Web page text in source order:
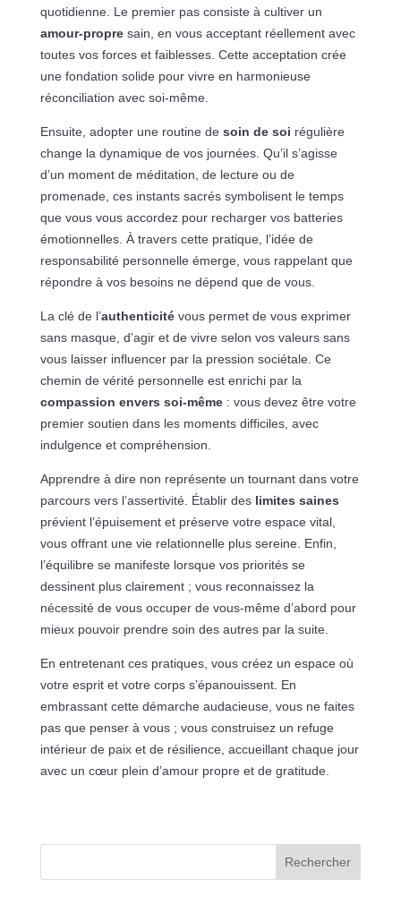
quotidienne. Le premier pas consiste à cultiver un
amour-propresain, en vous acceptant réellement avec
toutes vos forces et faiblesses. Cette acceptation crée
une fondation solide pour vivre en harmonieuse
réconciliation avec soi-même.
Ensuite, adopter une routine de soin de soi régulière
change la dynamique de vos journées. Qu’il s’agisse
d’un moment de méditation, de lecture ou de
promenade, ces instants sacrés symbolisent le temps
que vous vous accordez pour recharger vos batteries
émotionnelles. À travers cette pratique, l’idée de
responsabilité personnelle émerge, vous rappelant que
répondre à vos besoins ne dépend que de vous.
La clé de l’authenticitévous permet de vous exprimer
sans masque, d’agir et de vivre selon vos valeurs sans
vous laisser influencer par la pression sociétale. Ce
chemin de vérité personnelle est enrichi par la
compassion envers soi-même: vous devez être votre
premier soutien dans les moments difficiles, avec
indulgence et compréhension.
Apprendre à dire non représente un tournant dans votre
parcours vers l’assertivité. Établir des limites saines
prévient l’épuisement et préserve votre espace vital,
vous offrant une vie relationnelle plus sereine. Enfin,
l’équilibre se manifeste lorsque vos priorités se
dessinent plus clairement ; vous reconnaissez la
nécessité de vous occuper de vous-même d’abord pour
mieux pouvoir prendre soin des autres par la suite.
En entretenant ces pratiques, vous créez un espace où
votre esprit et votre corps s’épanouissent. En
embrassant cette démarche audacieuse, vous ne faites
pas que penser à vous ; vous construisez un refuge
intérieur de paix et de résilience, accueillant chaque jour
avec un cœur plein d’amour propre et de gratitude.
Rechercher